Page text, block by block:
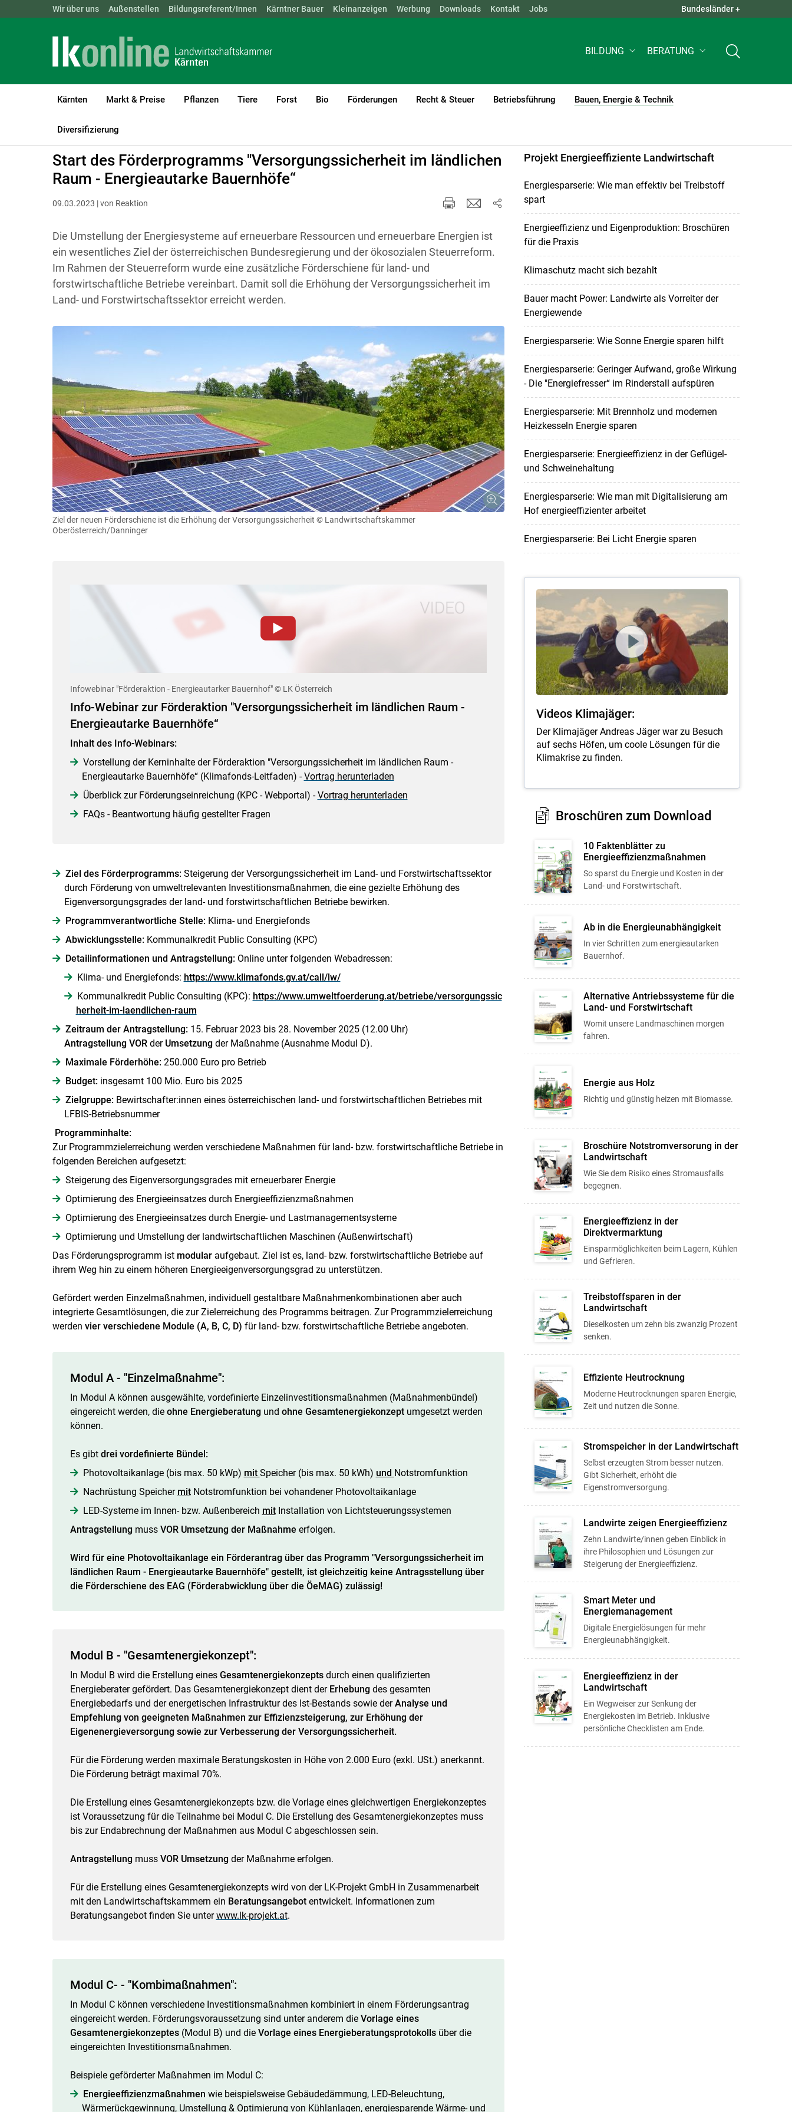
Landwirtschaftskammern: ÖSTERREICH BGLD KTN NÖ OÖ SBG STMK TIROL VBG WIEN QUICK LINKS +
Wir über uns Außenstellen Bildungsreferent/Innen Kärntner Bauer Kleinanzeigen Werbung Downloads Kontakt Jobs Bundesländer +
BILDUNG BERATUNG
Kärnten Markt & Preise Pflanzen Tiere Forst Bio Förderungen Recht & Steuer Betriebsführung Bauen, Energie & Technik
(current)1
Diversifizierung
LK Kärnten Bauen, Energie & Technik
Start des Förderprogramms "Versorgungssicherheit im ländlichen
Raum - Energieautarke Bauernhöfe“
09.03.2023 | von Reaktion
Die Umstellung der Energiesysteme auf erneuerbare Ressourcen und erneuerbare Energien ist
ein wesentliches Ziel der österreichischen Bundesregierung und der ökosozialen Steuerreform.
Im Rahmen der Steuerreform wurde eine zusätzliche Förderschiene für land- und
forstwirtschaftliche Betriebe vereinbart. Damit soll die Erhöhung der Versorgungssicherheit im
Land- und Forstwirtschaftssektor erreicht werden.
Ziel der neuen Förderschiene ist die Erhöhung der Versorgungssicherheit © Landwirtschaftskammer
Oberösterreich/Danninger
Zum Abspielen von YouTube-Videos auf dieser Website müssen Cookies gesetzt werden
Für weitere Informationen lesen Sie bitte unsere
Entscheidung für diese Website in den Cookie-Einstellungen jederzeit einsehen und korrigieren
Infowebinar "Förderaktion - Energieautarker Bauernhof" © LK Österreich
Info-Webinar zur Förderaktion "Versorgungssicherheit im ländlichen Raum -
Energieautarke Bauernhöfe“
Inhalt des Info-Webinars:
Vorstellung der Kerninhalte der Förderaktion "Versorgungssicherheit im ländlichen Raum -
Energieautarke Bauernhöfe“ (Klimafonds-Leitfaden) -Vortrag herunterladen
Überblick zur Förderungseinreichung (KPC - Webportal) -Vortrag herunterladen
FAQs - Beantwortung häufig gestellter Fragen
Ziel des Förderprogramms:Steigerung der Versorgungssicherheit im Land- und Forstwirtschaftssektor
durch Förderung von umweltrelevanten Investitionsmaßnahmen, die eine gezielte Erhöhung des
Eigenversorgungsgrades der land- und forstwirtschaftlichen Betriebe bewirken.
Programmverantwortliche Stelle: Klima- und Energiefonds
Abwicklungsstelle:Kommunalkredit Public Consulting (KPC)
Detailinformationen und Antragstellung:Online unter folgenden Webadressen:
Klima- und Energiefonds: https://www.klimafonds.gv.at/call/lw/
Kommunalkredit Public Consulting (KPC): https://www.umweltfoerderung.at/betriebe/versorgungssic
herheit-im-laendlichen-raum
Zeitraum der Antragstellung:15. Februar 2023 bis 28. November 2025 (12.00 Uhr)
Antragstellung VORder Umsetzungder Maßnahme (Ausnahme Modul D).
Maximale Förderhöhe:250.000 Euro pro Betrieb
Budget:insgesamt 100 Mio. Euro bis 2025
Zielgruppe:Bewirtschafter:innen eines österreichischen land- und forstwirtschaftlichen Betriebes mit
LFBIS-Betriebsnummer
Programminhalte:
Zur Programmzielerreichung werden verschiedene Maßnahmen für land- bzw. forstwirtschaftliche Betriebe in
folgenden Bereichen aufgesetzt:
Steigerung des Eigenversorgungsgrades mit erneuerbarer Energie
Optimierung des Energieeinsatzes durch Energieeffizienzmaßnahmen
Optimierung des Energieeinsatzes durch Energie- und Lastmanagementsysteme
Optimierung und Umstellung der landwirtschaftlichen Maschinen (Außenwirtschaft)
Das Förderungsprogramm ist modularaufgebaut. Ziel ist es, land- bzw. forstwirtschaftliche Betriebe auf
ihrem Weg hin zu einem höheren Energieeigenversorgungsgrad zu unterstützen.
Gefördert werden Einzelmaßnahmen, individuell gestaltbare Maßnahmenkombinationen aber auch
integrierte Gesamtlösungen, die zur Zielerreichung des Programms beitragen. Zur Programmzielerreichung
werden vier verschiedene Module (A, B, C, D) für land- bzw. forstwirtschaftliche Betriebe angeboten.
Modul A - "Einzelmaßnahme":
In Modul A können ausgewählte, vordefinierte Einzelinvestitionsmaßnahmen (Maßnahmenbündel)
eingereicht werden, die ohne Energieberatung und ohne Gesamtenergiekonzeptumgesetzt werden
können.
Es gibt drei vordefinierte Bündel:
Photovoltaikanlage (bis max. 50 kWp) mit Speicher (bis max. 50 kWh) und Notstromfunktion
Nachrüstung Speicher mit Notstromfunktion bei vohandener Photovoltaikanlage
LED-Systeme im Innen- bzw. Außenbereich mitInstallation von Lichtsteuerungssystemen
Antragstellung mussVOR Umsetzung der Maßnahme erfolgen.
Wird für eine Photovoltaikanlage ein Förderantrag über das Programm "Versorgungssicherheit im
ländlichen Raum - Energieautarke Bauernhöfe" gestellt, ist gleichzeitig keine Antragsstellung über
die Förderschiene des EAG (Förderabwicklung über die ÖeMAG) zulässig!
Modul B - "Gesamtenergiekonzept":
In Modul B wird die Erstellung eines Gesamtenergiekonzepts durch einen qualifizierten
Energieberater gefördert. Das Gesamtenergiekonzept dient der Erhebung des gesamten
Energiebedarfs und der energetischen Infrastruktur des Ist-Bestands sowie derAnalyse und
Empfehlung von geeigneten Maßnahmen zur Effizienzsteigerung, zur Erhöhung der
Eigenenergieversorgung sowie zur Verbesserung der Versorgungssicherheit.
Für die Förderung werden maximale Beratungskosten in Höhe von 2.000 Euro (exkl. USt.) anerkannt.
Die Förderung beträgt maximal 70%.
Die Erstellung eines Gesamtenergiekonzepts bzw. die Vorlage eines gleichwertigen Energiekonzeptes
ist Voraussetzung für die Teilnahme bei Modul C. Die Erstellung des Gesamtenergiekonzeptes muss
bis zur Endabrechnung der Maßnahmen aus Modul C abgeschlossen sein.
Antragstellung muss VOR Umsetzung der Maßnahme erfolgen.
Für die Erstellung eines Gesamtenergiekonzepts wird von der LK-Projekt GmbH in Zusammenarbeit
mit den Landwirtschaftskammern ein Beratungsangebot entwickelt. Informationen zum
Beratungsangebot finden Sie unterwww.lk-projekt.at.
Modul C- - "Kombimaßnahmen":
In Modul C können verschiedene Investitionsmaßnahmen kombiniert in einem Förderungsantrag
eingereicht werden. Förderungsvoraussetzung sind unter anderem die Vorlage eines
Gesamtenergiekonzeptes(Modul B) und die Vorlage eines Energieberatungsprotokollsüber die
eingereichten Investitionsmaßnahmen.
Beispiele geförderter Maßnahmen im Modul C:
Energieeffizienzmaßnahmen wie beispielsweise Gebäudedämmung, LED-Beleuchtung,
Wärmerückgewinnung, Umstellung & Optimierung von Kühlanlagen, energiesparende Wärme- und
Projekt Energieeffiziente Landwirtschaft
Energiesparserie: Wie man effektiv bei Treibstoff
spart
Energieeffizienz und Eigenproduktion: Broschüren
für die Praxis
Klimaschutz macht sich bezahlt
Bauer macht Power: Landwirte als Vorreiter der
Energiewende
Energiesparserie: Wie Sonne Energie sparen hilft
Energiesparserie: Geringer Aufwand, große Wirkung
- Die "Energiefresser“ im Rinderstall aufspüren
Energiesparserie: Mit Brennholz und modernen
Heizkesseln Energie sparen
Energiesparserie: Energieeffizienz in der Geflügel-
und Schweinehaltung
Energiesparserie: Wie man mit Digitalisierung am
Hof energieeffizienter arbeitet
Energiesparserie: Bei Licht Energie sparen
Videos Klimajäger:
Der Klimajäger Andreas Jäger war zu Besuch
auf sechs Höfen, um coole Lösungen für die
Klimakrise zu finden.
Broschüren zum Download
10 Faktenblätter zu
Energieeffizienzmaßnahmen
So sparst du Energie und Kosten in der
Land- und Forstwirtschaft.
Ab in die Energieunabhängigkeit
In vier Schritten zum energieautarken
Bauernhof.
Alternative Antriebssysteme für die
Land- und Forstwirtschaft
Womit unsere Landmaschinen morgen
fahren.
Energie aus Holz
Richtig und günstig heizen mit Biomasse.
Broschüre Notstromversorung in der
Landwirtschaft
Wie Sie dem Risiko eines Stromausfalls
begegnen.
Energieeffizienz in der
Direktvermarktung
Einsparmöglichkeiten beim Lagern, Kühlen
und Gefrieren.
Treibstoffsparen in der
Landwirtschaft
Dieselkosten um zehn bis zwanzig Prozent
senken.
Effiziente Heutrocknung
Moderne Heutrocknungen sparen Energie,
Zeit und nutzen die Sonne.
Stromspeicher in der Landwirtschaft
Selbst erzeugten Strom besser nutzen.
Gibt Sicherheit, erhöht die
Eigenstromversorgung.
Landwirte zeigen Energieeffizienz
Zehn Landwirte/innen geben Einblick in
ihre Philosophien und Lösungen zur
Steigerung der Energieeffizienz.
Smart Meter und
Energiemanagement
Digitale Energielösungen für mehr
Energieunabhängigkeit.
Energieeffizienz in der
Landwirtschaft
Ein Wegweiser zur Senkung der
Energiekosten im Betrieb. Inklusive
persönliche Checklisten am Ende.